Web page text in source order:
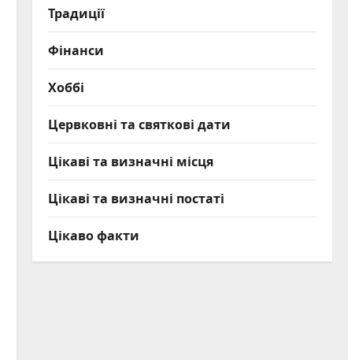
Традиції
Фінанси
Хоббі
Цервковні та святкові дати
Цікаві та визначні місця
Цікаві та визначні постаті
Цікаво факти